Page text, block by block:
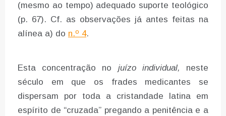
(mesmo ao tempo) adequado suporte teológico
(p. 67). Cf. as observações já antes feitas na
alínea a) do n.º 4.
Esta concentração no juízo individual, neste
século em que os frades medicantes se
dispersam por toda a cristandade latina em
espírito de “cruzada” pregando a penitência e a